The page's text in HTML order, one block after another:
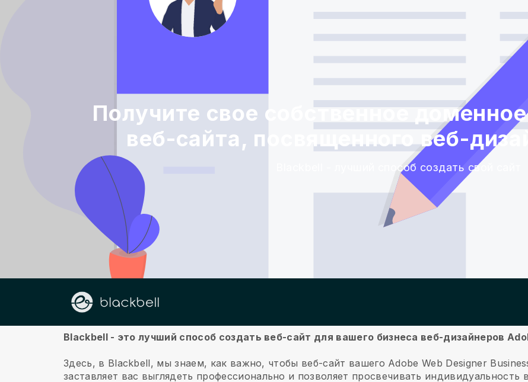
Получите свое собственное доменное
веб-сайта, посвященного веб-
Blackbell - лучший способ создать свой сайт
О нас
Blackbell - это лучший способ создать веб-сайт для вашего бизнеса веб-дизайнеров
Здесь, в Blackbell, мы знаем, как важно, чтобы веб-сайт вашего Adobe Web Designer
заставляет вас выглядеть профессионально и позволяет просвечивать